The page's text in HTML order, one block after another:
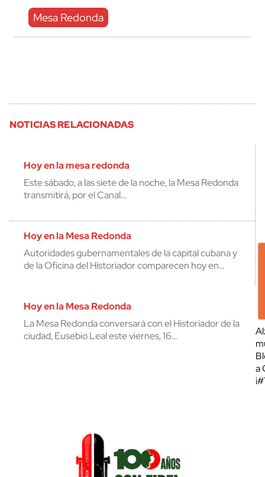
Mesa Redonda
NOTICIAS RELACIONADAS
Hoy en la mesa redonda
Este sábado, a las siete de la noche, la Mesa Redonda
transmitirá, por el Canal…
Hoy en la Mesa Redonda
Autoridades gubernamentales de la capital cubana y
de la Oficina del Historiador comparecen hoy en…
Hoy en la Mesa Redonda
La Mesa Redonda conversará con el Historiador de la
ciudad, Eusebio Leal este viernes, 16…
a